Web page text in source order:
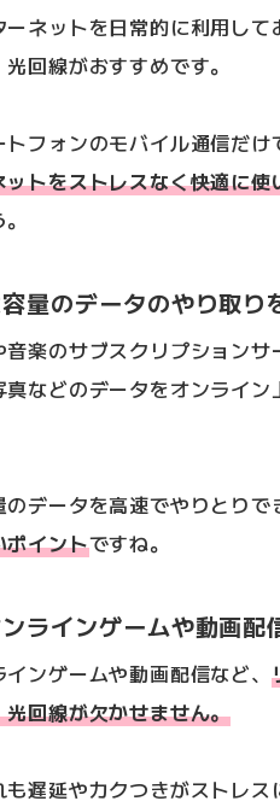
ーネットを日常的に利用し
回線がおすすめです。
トフォンのモバイル通信だ
ットをストレスなく快適に
量のデータのやり取り
音楽のサブスクリプション
真などのデータをオンライ
のデータを高速でやりとりで
ポイントですね。
ラインゲームや動画配
インゲームや動画配信など、
光回線が欠かせません。
も遅延やカクつきがストレ